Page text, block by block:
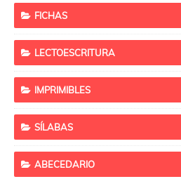
FICHAS
LECTOESCRITURA
IMPRIMIBLES
SÍLABAS
ABECEDARIO